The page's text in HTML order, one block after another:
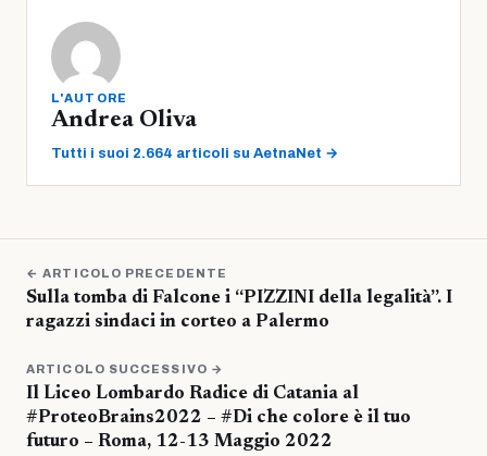
L'AUTORE
Andrea Oliva
Tutti i suoi 2.664 articoli su AetnaNet →
← ARTICOLO PRECEDENTE
Sulla tomba di Falcone i “PIZZINI della legalità”. I
ragazzi sindaci in corteo a Palermo
ARTICOLO SUCCESSIVO →
Il Liceo Lombardo Radice di Catania al
#ProteoBrains2022 – #Di che colore è il tuo
futuro – Roma, 12-13 Maggio 2022